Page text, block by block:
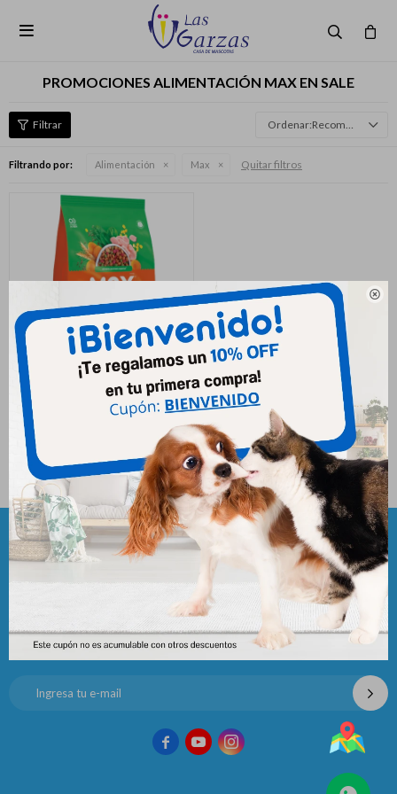


PROMOCIONES ALIMENTACIÓN MAX EN SALE
Recomendados
Filtrando por: Alimentación Max Quitar filtros
Max Perro Adulto Buffet 22
¡Suscribite y recibí todas nuestras novedades!
  